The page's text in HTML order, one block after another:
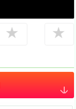
★ ★